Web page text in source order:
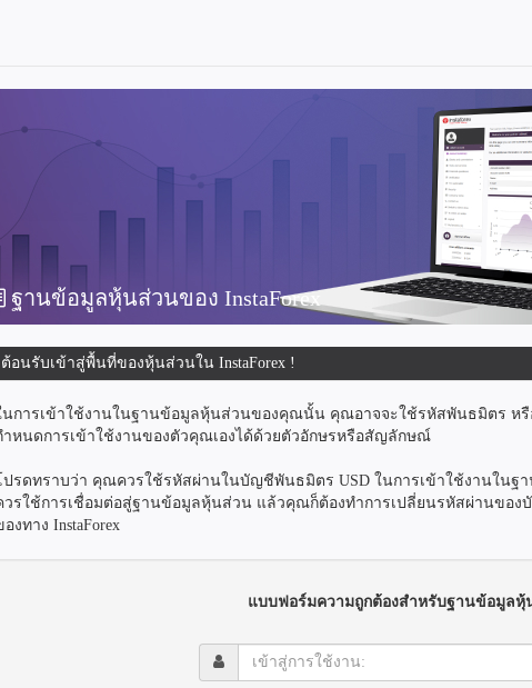
ฐานข้อมูลหุ้นส่วนของ InstaForex
อนรับเข้าสู่พื้นที่ของหุ้นส่วนใน InstaForex !
นการเข้าใช้งานในฐานข้อมูลหุ้นส่วนของคุณนั้น คุณอาจจะใช้รหัสพันธมิตร ห
ำหนดการเข้าใช้งานของตัวคุณเองได้ด้วยตัวอักษรหรือสัญลักษณ์
ปรดทราบว่า คุณควรใช้รหัสผ่านในบัญชีพันธมิตร USD ในการเข้าใช้งานใน
วรใช้การเชื่อมต่อสู่ฐานข้อมูลหุ้นส่วน แล้วคุณก็ต้องทำการเปลี่ยนรหัสผ่านขอ
องทาง InstaForex
แบบฟอร์มความถูกต้องสำหรับฐานข้อมูลหุ้
เข้า
สู่